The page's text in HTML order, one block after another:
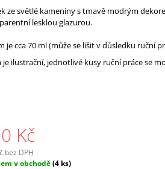
ze světlé kameniny s tmavě modrým
lesklou glazurou.
je cca 70 ml (může se lišit v důsledku ruční
je ilustrační, jednotlivé kusy ruční práce se
Kč
bez DPH
v obchodě(4 ks)